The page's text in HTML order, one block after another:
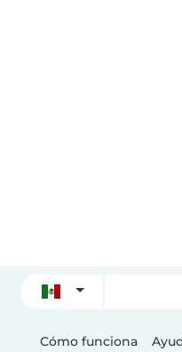
Cómo funciona